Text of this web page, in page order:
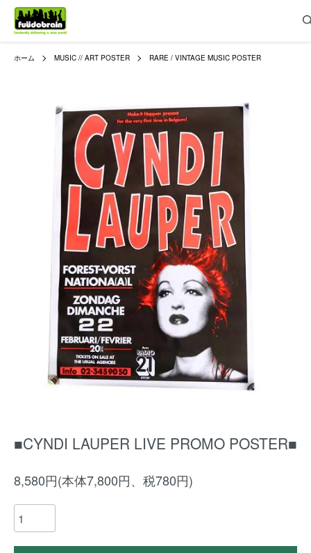
ホーム MUSIC // ART POSTER RARE / VINTAGE MUSIC POSTER
■CYNDI LAUPER LIVE PROMO POSTER■
8,580円(本体7,800円、税780円)